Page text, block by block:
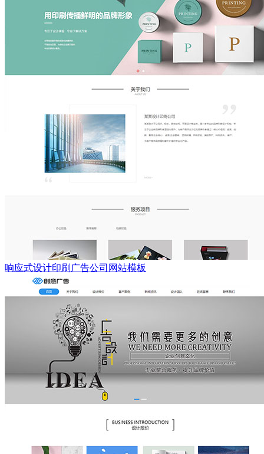
响应式设计印刷广告公司网站模板